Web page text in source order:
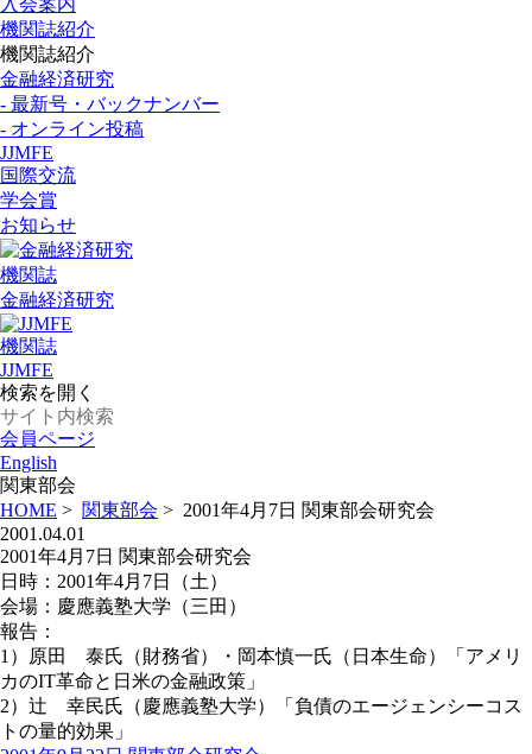
入会案内
機関誌紹介
機関誌紹介
金融経済研究
- 最新号・バックナンバー
- オンライン投稿
JJMFE
国際交流
学会賞
お知らせ
機関誌
金融経済研究
機関誌
JJMFE
検索を開く
会員ページ
English
関東部会
HOME > 関東部会 > 2001年4月7日 関東部会研究会
2001.04.01
2001年4月7日 関東部会研究会
日時：2001年4月7日（土）
会場：慶應義塾大学（三田）
報告：
1）原田 泰氏（財務省）・岡本慎一氏（日本生命）「アメリ
カのIT革命と日米の金融政策」
2）辻 幸民氏（慶應義塾大学）「負債のエージェンシーコス
トの量的効果」